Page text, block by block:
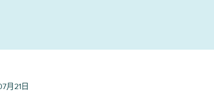
月21日